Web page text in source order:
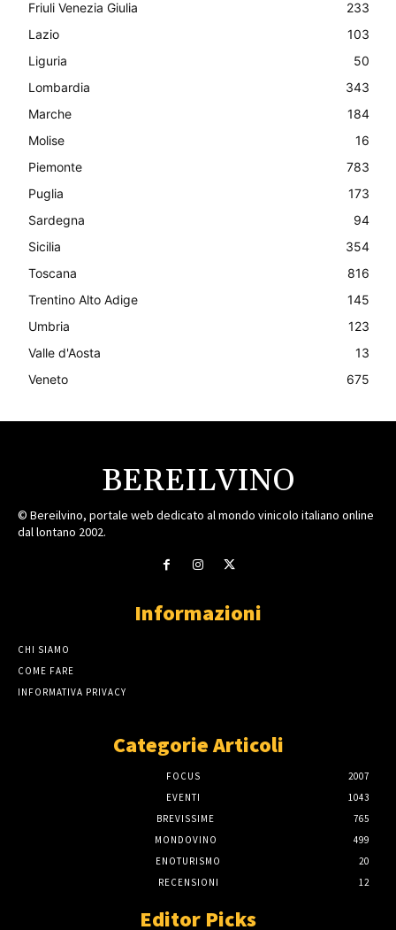
Friuli Venezia Giulia
233
Lazio
103
Liguria
50
Lombardia
343
Marche
184
Molise
16
Piemonte
783
Puglia
173
Sardegna
94
Sicilia
354
Toscana
816
Trentino Alto Adige
145
Umbria
123
Valle d'Aosta
13
Veneto
675
BEREILVINO
© Bereilvino, portale web dedicato al mondo vinicolo italiano online
dal lontano 2002.
Informazioni
CHI SIAMO
COME FARE
INFORMATIVA PRIVACY
Categorie Articoli
FOCUS
2007
EVENTI
1043
BREVISSIME
765
MONDOVINO
499
ENOTURISMO
20
RECENSIONI
12
Editor Picks